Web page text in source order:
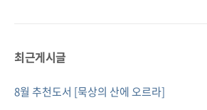
최근게시글
8월 추천도서 [묵상의 산에 오르라]